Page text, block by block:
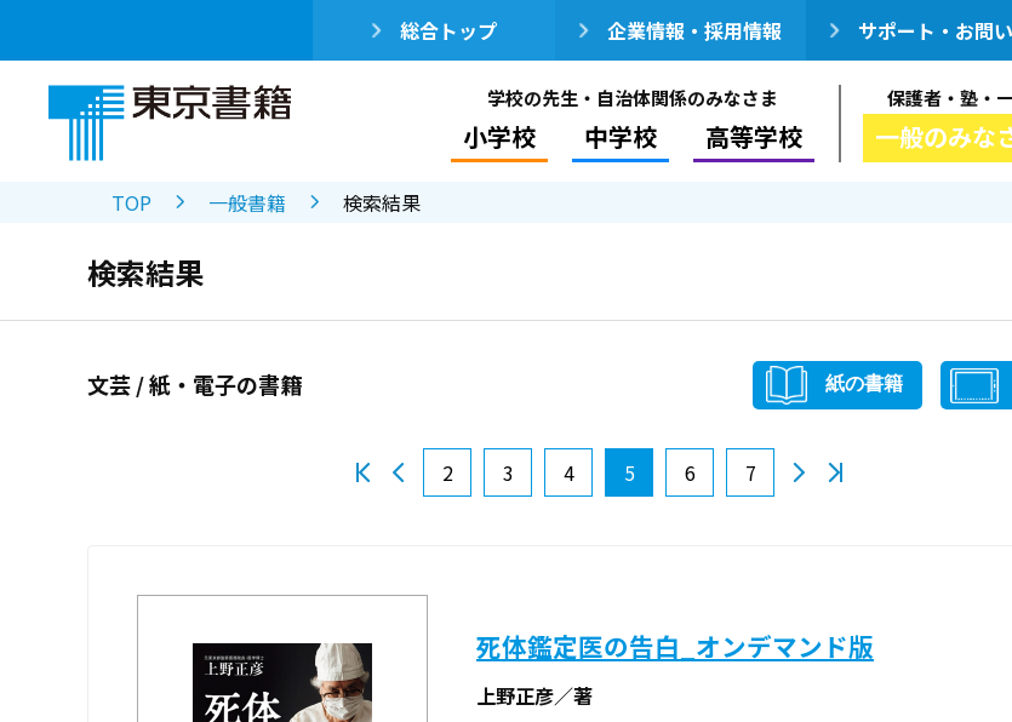
総合トップ 企業情報・採用情報 サポート・お問
学校の先生・自治体関係のみなさま
小学校 中学校 高等学校
保護者・塾・
一般のみな
TOP 一般書籍 検索結果
検索結果
文芸 / 紙・電子の書籍 紙の書籍
2 3 4 5 6 7
死体鑑定医の告白_オンデマンド版
上野正彦／著